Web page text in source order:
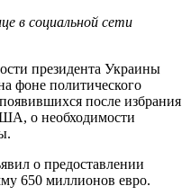
в социальной сети
президента Украины
фоне политического
после избрания
о необходимости
о предоставлении
650 миллионов евро.